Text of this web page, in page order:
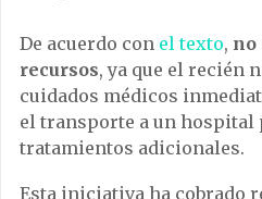
De acuerdo con el texto, no
recursos, ya que el recién
cuidados médicos
el transporte a un hospital
tratamientos adicionales.
Esta iniciativa ha cobrado